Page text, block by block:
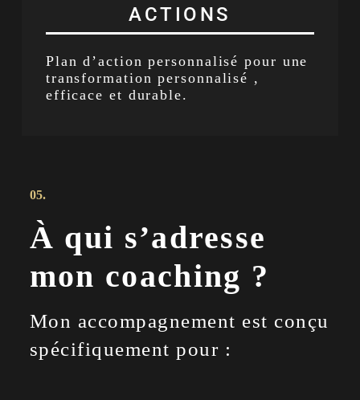
ACTIONS
Plan d’action personnalisé pour une
transformation personnalisé ,
efficace et durable.
05.
À qui s’adresse
mon coaching ?
Mon accompagnement est conçu
spécifiquement pour :